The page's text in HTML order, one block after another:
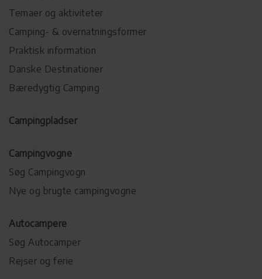
Temaer og aktiviteter
Camping- & overnatningsformer
Praktisk information
Danske Destinationer
Bæredygtig Camping
Campingpladser
Campingvogne
Søg Campingvogn
Nye og brugte campingvogne
Autocampere
Søg Autocamper
Rejser og ferie